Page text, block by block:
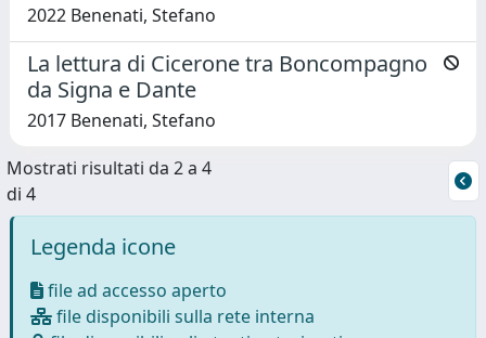
2022 Benenati, Stefano
La lettura di Cicerone tra Boncompagno
da Signa e Dante
2017 Benenati, Stefano
Mostrati risultati da 2 a 4
di 4
Legenda icone
file ad accesso aperto
file disponibili sulla rete interna